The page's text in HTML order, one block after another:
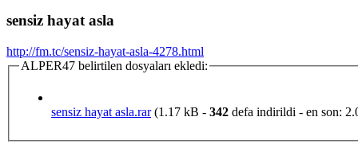
sensiz hayat asla
http://fm.tc/sensiz-hayat-asla-4278.html
ALPER47 belirtilen dosyaları ekledi:
sensiz hayat asla.rar (1.17 kB - 342 defa indirildi - en son: